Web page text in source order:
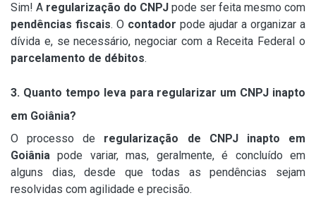
Sim! A regularização do CNPJ pode ser feita mesmo com
pendências fiscais. O contador pode ajudar a organizar a
dívida e, se necessário, negociar com a Receita Federal o
parcelamento de débitos.
3. Quanto tempo leva para regularizar um CNPJ inapto
em Goiânia?
O processo de regularização de CNPJ inapto em
Goiânia pode variar, mas, geralmente, é concluído em
alguns dias, desde que todas as pendências sejam
resolvidas com agilidade e precisão.